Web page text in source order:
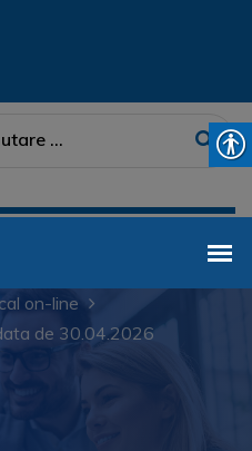
on-line
de 30.04.2026